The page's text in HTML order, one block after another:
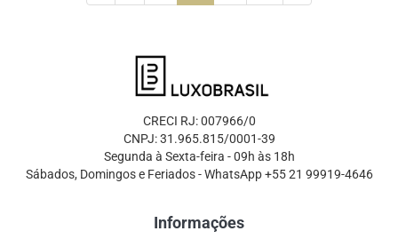
CRECI RJ: 007966/0
CNPJ: 31.965.815/0001-39
Segunda à Sexta-feira - 09h às 18h
Sábados, Domingos e Feriados - WhatsApp +55 21 99919-4646
Informações